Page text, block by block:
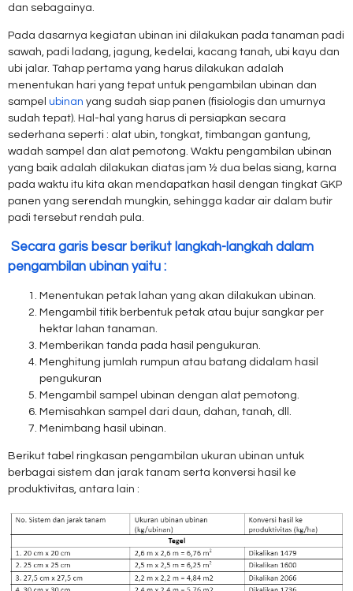
dan sebagainya.
Pada dasarnya kegiatan ubinan ini dilakukan pada tanaman padi
sawah, padi ladang, jagung, kedelai, kacang tanah, ubi kayu dan
ubi jalar. Tahap pertama yang harus dilakukan adalah
menentukan hari yang tepat untuk pengambilan ubinan dan
sampel ubinan yang sudah siap panen (fisiologis dan umurnya
sudah tepat). Hal-hal yang harus di persiapkan secara
sederhana seperti : alat ubin, tongkat, timbangan gantung,
wadah sampel dan alat pemotong. Waktu pengambilan ubinan
yang baik adalah dilakukan diatas jam ½ dua belas siang, karna
pada waktu itu kita akan mendapatkan hasil dengan tingkat GKP
panen yang serendah mungkin, sehingga kadar air dalam butir
padi tersebut rendah pula.
Secara garis besar berikut langkah-langkah dalam
pengambilan ubinan yaitu :
Menentukan petak lahan yang akan dilakukan ubinan.
Mengambil titik berbentuk petak atau bujur sangkar per
hektar lahan tanaman.
Memberikan tanda pada hasil pengukuran.
Menghitung jumlah rumpun atau batang didalam hasil
pengukuran
Mengambil sampel ubinan dengan alat pemotong.
Memisahkan sampel dari daun, dahan, tanah, dll.
Menimbang hasil ubinan.
Berikut tabel ringkasan pengambilan ukuran ubinan untuk
berbagai sistem dan jarak tanam serta konversi hasil ke
produktivitas, antara lain :